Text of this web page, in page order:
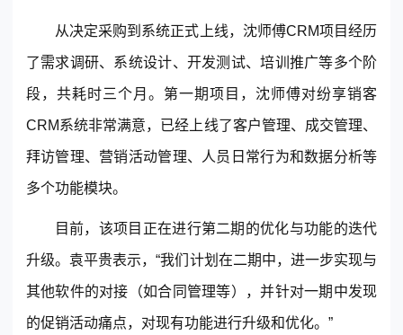
从决定采购到系统正式上线，沈师傅CRM项目经历
了需求调研、系统设计、开发测试、培训推广等多个阶
段，共耗时三个月。第一期项目，沈师傅对纷享销客
CRM系统非常满意，已经上线了客户管理、成交管理、
拜访管理、营销活动管理、人员日常行为和数据分析等
多个功能模块。
目前，该项目正在进行第二期的优化与功能的迭代
升级。袁平贵表示，“我们计划在二期中，进一步实现与
其他软件的对接（如合同管理等），并针对一期中发现
的促销活动痛点，对现有功能进行升级和优化。”